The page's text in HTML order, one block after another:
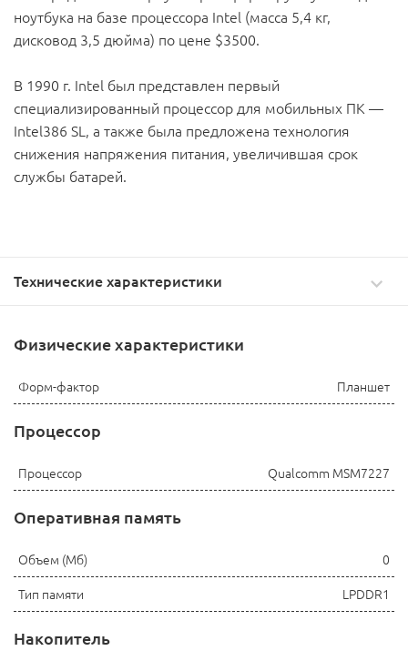
ноутбука на базе процессора Intel (масса 5,4 кг,
дисковод 3,5 дюйма) по цене $3500.
В 1990 г. Intel был представлен первый
специализированный процессор для мобильных ПК —
Intel386 SL, а также была предложена технология
снижения напряжения питания, увеличившая срок
службы батарей.
Технические характеристики
Физические характеристики
Форм-фактор Планшет
Процессор
Процессор Qualcomm MSM7227
Оперативная память
Объем (Мб) 0
Тип памяти LPDDR1
Накопитель